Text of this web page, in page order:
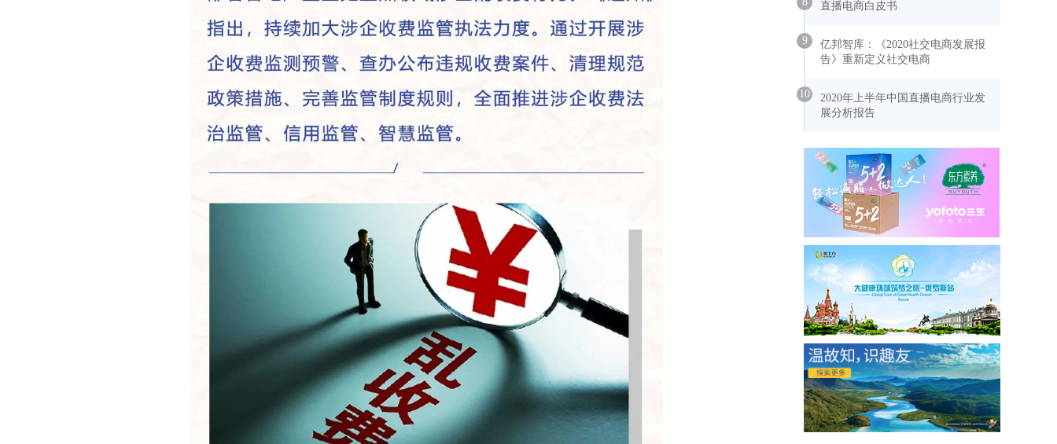
直播电商白皮书
9
亿邦智库：《2020社交电商发展报
告》重新定义社交电商
10
2020年上半年中国直播电商行业发
展分析报告